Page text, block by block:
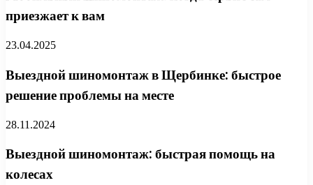
приезжает к вам
23.04.2025
Выездной шиномонтаж в Щербинке: быстрое
решение проблемы на месте
28.11.2024
Выездной шиномонтаж: быстрая помощь на
колесах